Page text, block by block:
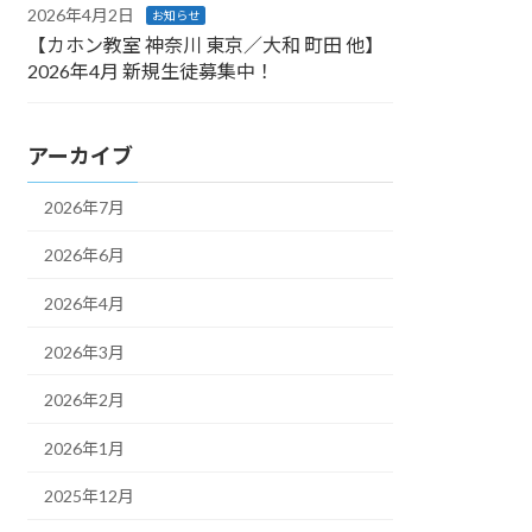
2026年4月2日 お知らせ
【カホン教室 神奈川 東京／大和 町田 他】
2026年4月 新規生徒募集中！
アーカイブ
2026年7月
2026年6月
2026年4月
2026年3月
2026年2月
2026年1月
2025年12月